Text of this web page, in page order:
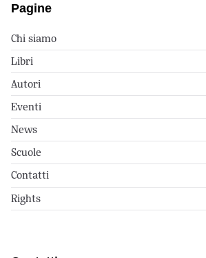
Pagine
Chi siamo
Libri
Autori
Eventi
News
Scuole
Contatti
Rights